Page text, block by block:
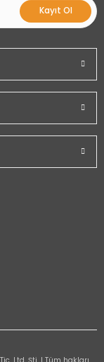
Kayıt Ol